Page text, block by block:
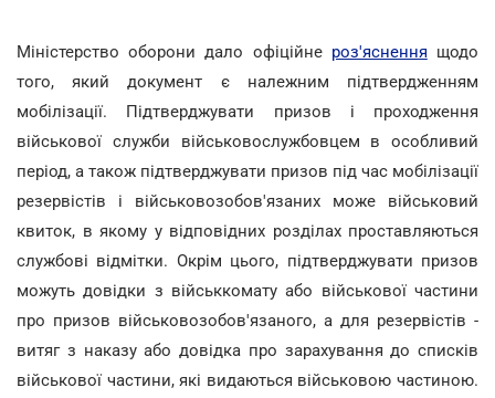
Міністерство оборони дало офіційне роз'яснення щодо
того, який документ є належним підтвердженням
мобілізації. Підтверджувати призов і проходження
військової служби військовослужбовцем в особливий
період, а також підтверджувати призов під час мобілізації
резервістів і військовозобов'язаних може військовий
квиток, в якому у відповідних розділах проставляються
службові відмітки. Окрім цього, підтверджувати призов
можуть довідки з військкомату або військової частини
про призов військовозобов'язаного, а для резервістів -
витяг з наказу або довідка про зарахування до списків
військової частини, які видаються військовою частиною.